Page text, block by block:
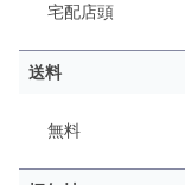
宅配店頭
送料
無料